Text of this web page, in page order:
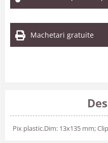
Machetari gratuite
Pix plastic.Dim: 13x135 mm;